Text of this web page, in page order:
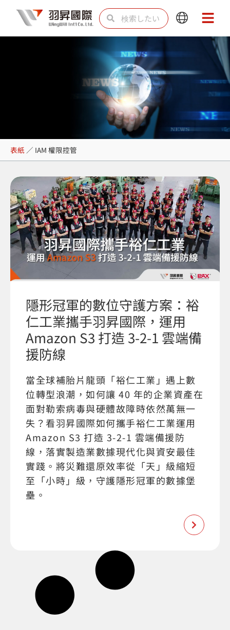
を
検
索 索
Main
Menu
Main
Menu
IAM 權限控管
表紙 ／ IAM 權限控管
隱形冠軍的數位守護方案：裕
仁工業攜手羽昇國際，運用
Amazon S3 打造 3-2-1 雲端備
援防線
當全球補胎片龍頭「裕仁工業」遇上數
位轉型浪潮，如何讓 40 年的企業資產在
面對勒索病毒與硬體故障時依然萬無一
失？看羽昇國際如何攜手裕仁工業運用
Amazon S3 打造 3-2-1 雲端備援防
線，落實製造業數據現代化與資安最佳
實踐。將災難還原效率從「天」級縮短
至「小時」級，守護隱形冠軍的數據堡
壘。